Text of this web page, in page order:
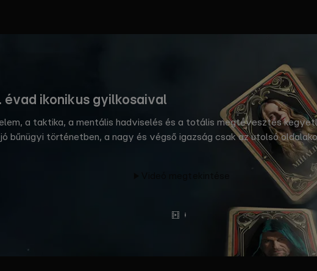
évad ikonikus gyilkosaival
a taktika, a mentális hadviselés és a totális megtévesztés
bűnügyi történetben, a nagy és végső igazság csak az utolsó
a hírességek akár 20 millió forintot is nyerhetnek, amelyet
Előzetes